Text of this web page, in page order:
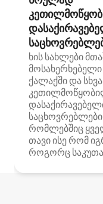
ხის სახლები
მოსახერხებელი
ქალაქში და სხვა
რომლებშიც
თავი ისე რომ
როგორც